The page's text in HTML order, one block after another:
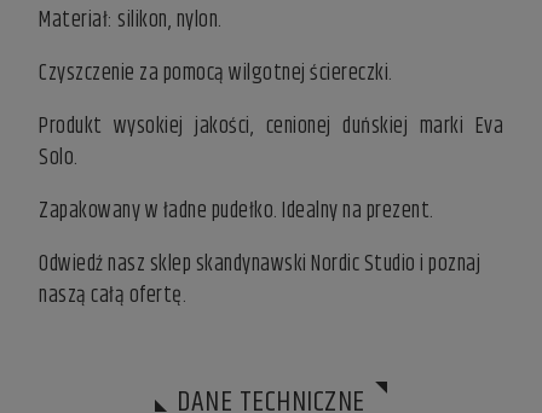
Materiał: silikon, nylon.
Czyszczenie za pomocą wilgotnej ściereczki.
Produkt wysokiej jakości, cenionej duńskiej marki Eva
Solo.
Zapakowany w ładne pudełko. Idealny na prezent.
Odwiedź nasz sklep skandynawski Nordic Studio i poznaj
naszą całą ofertę.
DANE TECHNICZNE